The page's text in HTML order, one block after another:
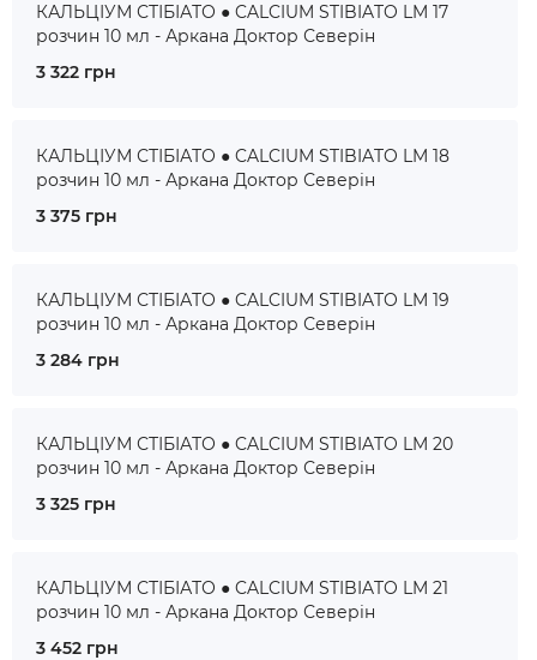
КАЛЬЦІУМ СТІБІАТО ● CALCIUM STIBIATO LM 17
розчин 10 мл - Аркана Доктор Северін
3 322 грн
КАЛЬЦІУМ СТІБІАТО ● CALCIUM STIBIATO LM 18
розчин 10 мл - Аркана Доктор Северін
3 375 грн
КАЛЬЦІУМ СТІБІАТО ● CALCIUM STIBIATO LM 19
розчин 10 мл - Аркана Доктор Северін
3 284 грн
КАЛЬЦІУМ СТІБІАТО ● CALCIUM STIBIATO LM 20
розчин 10 мл - Аркана Доктор Северін
3 325 грн
КАЛЬЦІУМ СТІБІАТО ● CALCIUM STIBIATO LM 21
розчин 10 мл - Аркана Доктор Северін
3 452 грн